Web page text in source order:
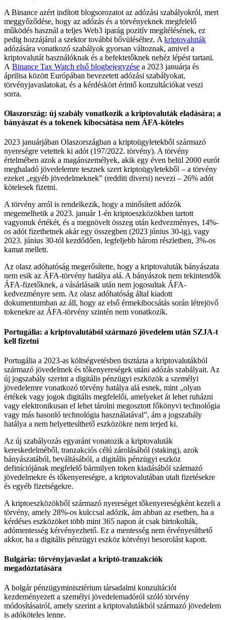
A Binance azért indított blogsorozatot az adózási szabályokról, mert
meggyőződése, hogy az adózás és a törvényeknek megfelelő
működés használ a teljes Web3 iparág pozitív megítélésének, ez
pedig hozzájárul a szektor további bővüléséhez. A kriptovaluták
adózására vonatkozó szabályok gyorsan változnak, amivel a
kriptovalutát használóknak és a befektetőknek nehéz lépést tartani.
A Binance Tax Watch első blogbejegyzése a 2023 januárja és
áprilisa között Európában bevezetett adózási szabályokat,
törvényjavaslatokat, és a kérdéskört érintő konzultációkat veszi
sorra.
Olaszország: új szabály vonatkozik a kriptovaluták eladására; a
bányászat és a tokenek kibocsátása nem ÁFA-köteles
2023 januárjában Olaszországban a kriptoügyletekből származó
nyereségre vetettek ki adót (197/2022. törvény). A törvény
értelmében azok a magánszemélyek, akik egy éven belül 2000 eurót
meghaladó jövedelemre tesznek szert kriptoügyletekből – a törvény
ezeket „egyéb jövedelmeknek” (redditi diversi) nevezi – 26% adót
kötelesek fizetni.
A törvény arról is rendelkezik, hogy a minősített adózók
megemelhetik a 2023. január 1-én kriptoeszközökben tartott
vagyonuk értékét, és a megnövelt összeg után kedvezményes, 14%-
os adót fizethetnek akár egy összegben (2023 június 30-ig), vagy
2023. június 30-tól kezdődően, legfeljebb három részletben, 3%-os
kamat mellett.
Az olasz adóhatóság megerősítette, hogy a kriptovaluták bányászata
nem esik az ÁFA-törvény hatálya alá. A bányászok nem tekintendők
ÁFA-fizetőknek, a vásárlásaik után nem jogosultak ÁFA-
kedvezményre sem. Az olasz adóhatóság által kiadott
dokumentumban az áll, hogy az első érmekibocsátás során létrejövő
tokenekre az ÁFA-törvény szintén nem vonatkozik.
Portugália: a kriptovalutából származó jövedelem után SZJA-t
kell fizetni
Portugália a 2023-as költségvetésben tisztázta a kriptovalutákból
származó jövedelmek és tőkenyereségek utáni adózás szabályait. Az
új jogszabály szerint a digitális pénzügyi eszközök a személyi
jövedelemre vonatkozó törvény hatálya alá esnek, mint „olyan
értékek vagy jogok digitális megfelelői, amelyeket át lehet ruházni
vagy elektronikusan el lehet tárolni megosztott főkönyvi technológia
vagy más hasonló technológia használatával”, ám a jogszabály
hatálya a nem helyettesíthető eszközökre nem terjed ki.
Az új szabályozás egyaránt vonatozik a kriptovaluták
kereskedelméből, tranzakciós célú zárolásából (staking), azok
bányászatából, beváltásából, a digitális pénzügyi eszköz
definíciójának megfelelő bármilyen token kiadásából származó
jövedelmekre és tőkenyereségre, a kriptovalutában utalt fizetésekre
és egyéb fizetségekre.
A kriptoeszközökből származó nyereséget tőkenyereségként kezeli a
törvény, amely 28%-os kulccsal adózik, ám abban az esetben, ha a
kérdéses eszközöket több mint 365 napon át csak birtokolták,
adómentesség kérvényezhető. Ez a mentesség nem érvényesíthető
akkor, ha a digitális pénzügyi eszköz kötvényi besorolást kapott.
Bulgária: törvényjavaslat a kriptó-tranzakciók
megadóztatására
A bolgár pénzügyminisztérium társadalmi konzultációt
kezdeményezett a személyi jövedelemadóról szóló törvény
módosításairól, amely szerint a kriptovalutákból származó jövedelem
is adóköteles lenne.